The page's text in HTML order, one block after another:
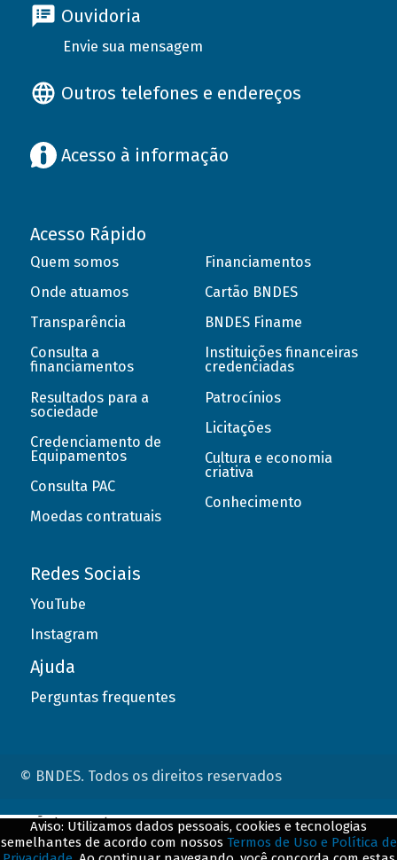
Ouvidoria
Envie sua mensagem
Outros telefones e endereços
Acesso à informação
Acesso Rápido
Quem somos
Onde atuamos
Transparência
Consulta a
financiamentos
Resultados para a
sociedade
Credenciamento de
Equipamentos
Consulta PAC
Moedas contratuais
Financiamentos
Cartão BNDES
BNDES Finame
Instituições financeiras
credenciadas
Patrocínios
Licitações
Cultura e economia
criativa
Conhecimento
Redes Sociais
YouTube
Instagram
Ajuda
Perguntas frequentes
© BNDES. Todos os direitos reservados
Aviso: Utilizamos dados pessoais, cookies e tecnologias
semelhantes de acordo com nossos Termos de Uso e Política de
ConteÃºdo complementar
${title}${badge}